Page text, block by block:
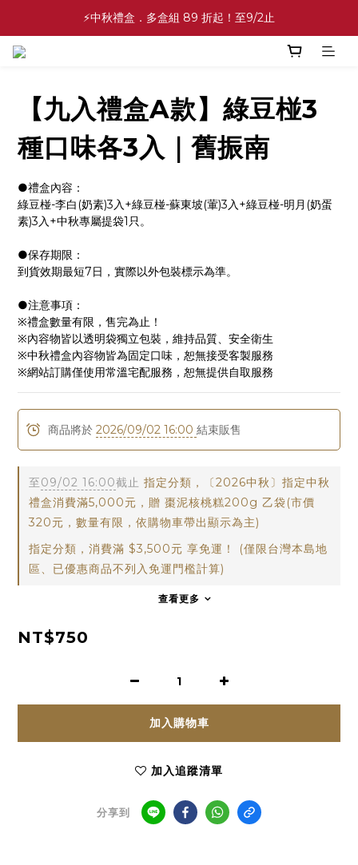
✨中秋禮盒✨滿額最高 86 折起！至9/2止
⚡中秋禮盒．多盒組 89 折起！至9/2止
💕緣滿成雙💕喜餅買10盒送2盒！加碼至8/31止
【九入禮盒A款】綠豆椪3
種口味各3入｜舊振南
●禮盒內容：
綠豆椪-李白(奶素)3入+綠豆椪-蘇東坡(葷)3入+綠豆椪-明月(奶蛋
素)3入+中秋專屬提袋1只。
●保存期限：
到貨效期最短7日，實際以外包裝標示為準。
●注意事項：
※禮盒數量有限，售完為止！
※內容物皆以透明袋獨立包裝，維持品質、安全衛生
※中秋禮盒內容物皆為固定口味，恕無接受客製服務
※網站訂購僅使用常溫宅配服務，恕無提供自取服務
商品將於 2026/09/02 16:00 結束販售
至09/02 16:00截止 指定分類，〔2026中秋〕指定中秋
禮盒消費滿5,000元，贈 棗泥核桃糕200g 乙袋(市價
320元，數量有限，依購物車帶出顯示為主)
指定分類，消費滿 $3,500元 享免運！ (僅限台灣本島地
區、已優惠商品不列入免運門檻計算)
查看更多
NT$750
加入購物車
加入追蹤清單
分享到